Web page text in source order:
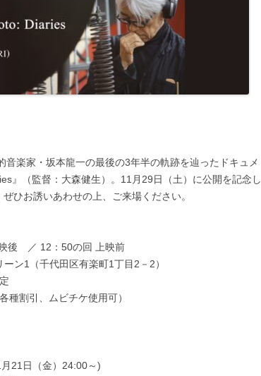
田中泯｜『身体感覚』考
木幡和枝｜土方巽著 『病める舞姫』
木幡和枝｜ 批評「デレク・ベイリー
と田中泯」
博報堂 雑誌「広報」2012.9
INTERVIEW BY LUIZ FELIPE REIS
楽家・坂本龍一の最後の3年半の軌跡を辿ったドキュメ
』（監督：大森健生）。11月29日（土）に公開を記念し
ひお誘いあわせの上、ご来場ください。
後 ／ 12：50の回 上映前
ン1（千代田区有楽町1丁目2－2）
種割引、ムビチケ使用可）
21日（金）24:00～)